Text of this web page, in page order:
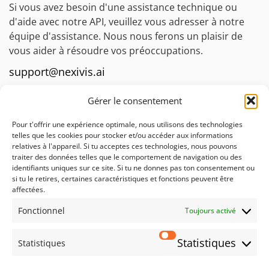
Gérer le consentement
Pour t'offrir une expérience optimale, nous utilisons des technologies
telles que les cookies pour stocker et/ou accéder aux informations
relatives à l'appareil. Si tu acceptes ces technologies, nous pouvons
traiter des données telles que le comportement de navigation ou des
identifiants uniques sur ce site. Si tu ne donnes pas ton consentement ou
si tu le retires, certaines caractéristiques et fonctions peuvent être
affectées.
Fonctionnel Toujours activé
Statistiques Statistiques
Si vous avez besoin d'une assistance technique ou
d'aide avec notre API, veuillez vous adresser à notre
équipe d'assistance. Nous nous ferons un plaisir de
vous aider à résoudre vos préoccupations.
support@nexivis.ai
Pour toute demande ou question relative aux médias,
veuillez contacter notre équipe de presse par e-mail.
Nous nous ferons un plaisir de vous fournir les
informations souhaitées.
Info